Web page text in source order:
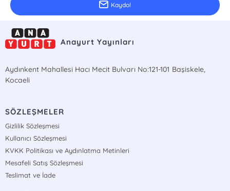
Kaydol
Anayurt Yayınları
Aydınkent Mahallesi Hacı Mecit Bulvarı No:121-101 Başiskele,
Kocaeli
SÖZLEŞMELER
Gizlilik Sözleşmesi
Kullanıcı Sözleşmesi
KVKK Politikası ve Aydınlatma Metinleri
Mesafeli Satış Sözleşmesi
Teslimat ve İade